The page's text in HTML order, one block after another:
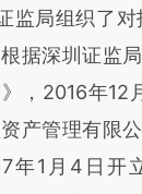
局组织了对
据深圳证监
，2016年12
产管理有限
年1月4日开